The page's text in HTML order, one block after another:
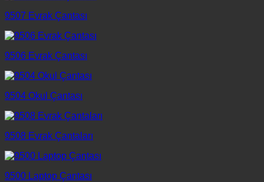
9507 Evrak Çantası
9506 Evrak Çantası
9504 Okul Çantası
9508 Evrak Çantaları
9500 Laptop Çantası